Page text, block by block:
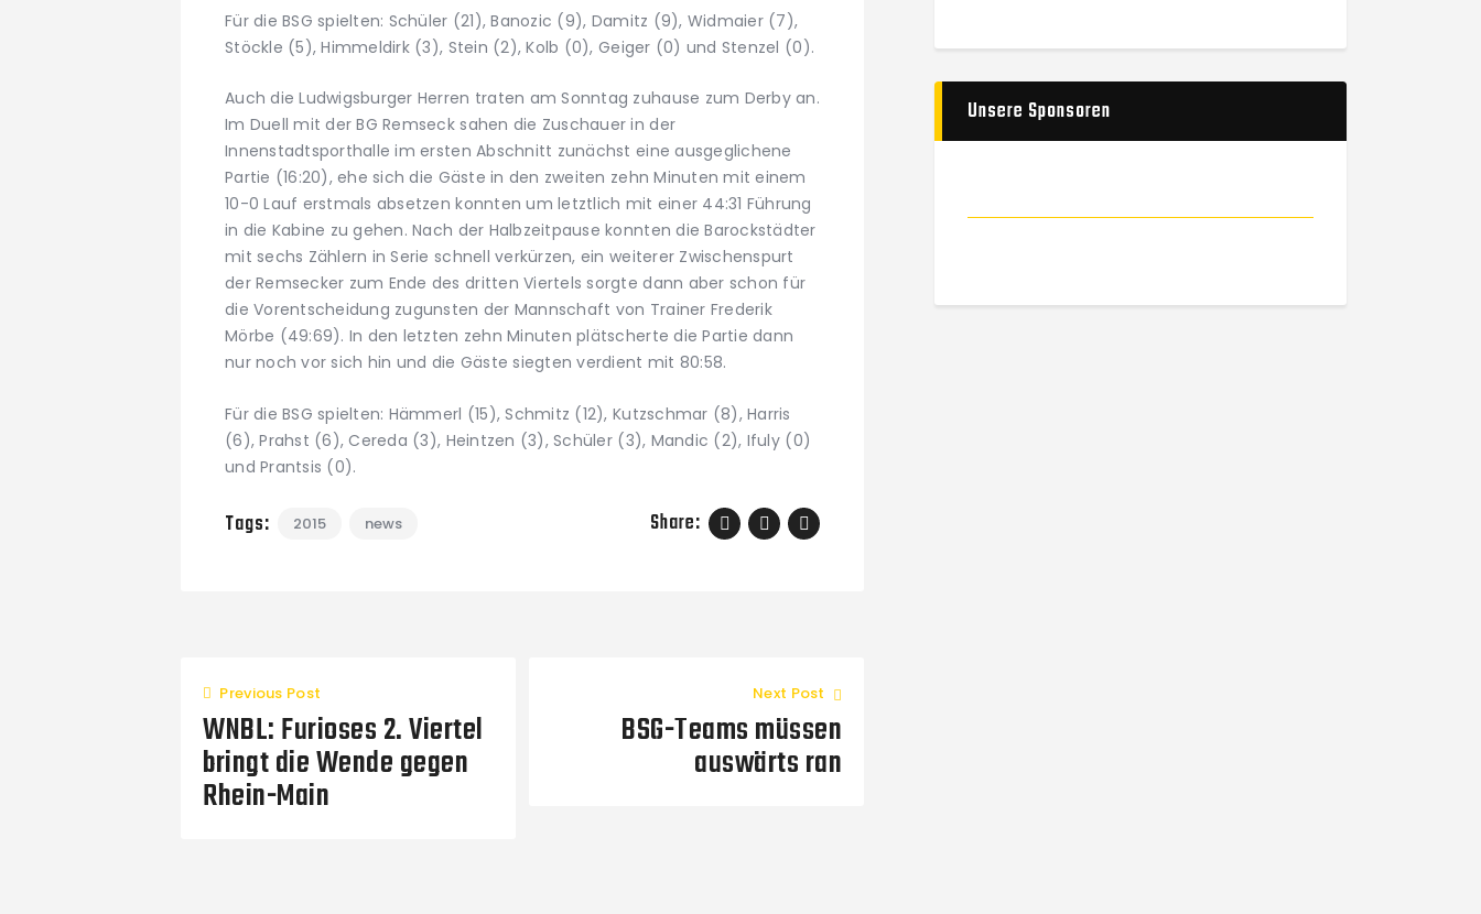
Für die BSG spielten: Schüler (21), Banozic (9), Damitz (9), Widmaier (7),
Stöckle (5), Himmeldirk (3), Stein (2), Kolb (0), Geiger (0) und Stenzel (0).
Auch die Ludwigsburger Herren traten am Sonntag zuhause zum Derby an.
Im Duell mit der BG Remseck sahen die Zuschauer in der
Innenstadtsporthalle im ersten Abschnitt zunächst eine ausgeglichene
Partie (16:20), ehe sich die Gäste in den zweiten zehn Minuten mit einem
10-0 Lauf erstmals absetzen konnten um letztlich mit einer 44:31 Führung
in die Kabine zu gehen. Nach der Halbzeitpause konnten die Barockstädter
mit sechs Zählern in Serie schnell verkürzen, ein weiterer Zwischenspurt
der Remsecker zum Ende des dritten Viertels sorgte dann aber schon für
die Vorentscheidung zugunsten der Mannschaft von Trainer Frederik
Mörbe (49:69). In den letzten zehn Minuten plätscherte die Partie dann
nur noch vor sich hin und die Gäste siegten verdient mit 80:58.
Für die BSG spielten: Hämmerl (15), Schmitz (12), Kutzschmar (8), Harris
(6), Prahst (6), Cereda (3), Heintzen (3), Schüler (3), Mandic (2), Ifuly (0)
und Prantsis (0).
Tags: 2015 news Share:
Previous Post
WNBL: Furioses 2. Viertel
bringt die Wende gegen
Rhein-Main
Next Post
BSG-Teams müssen
auswärts ran
Unsere Sponsoren